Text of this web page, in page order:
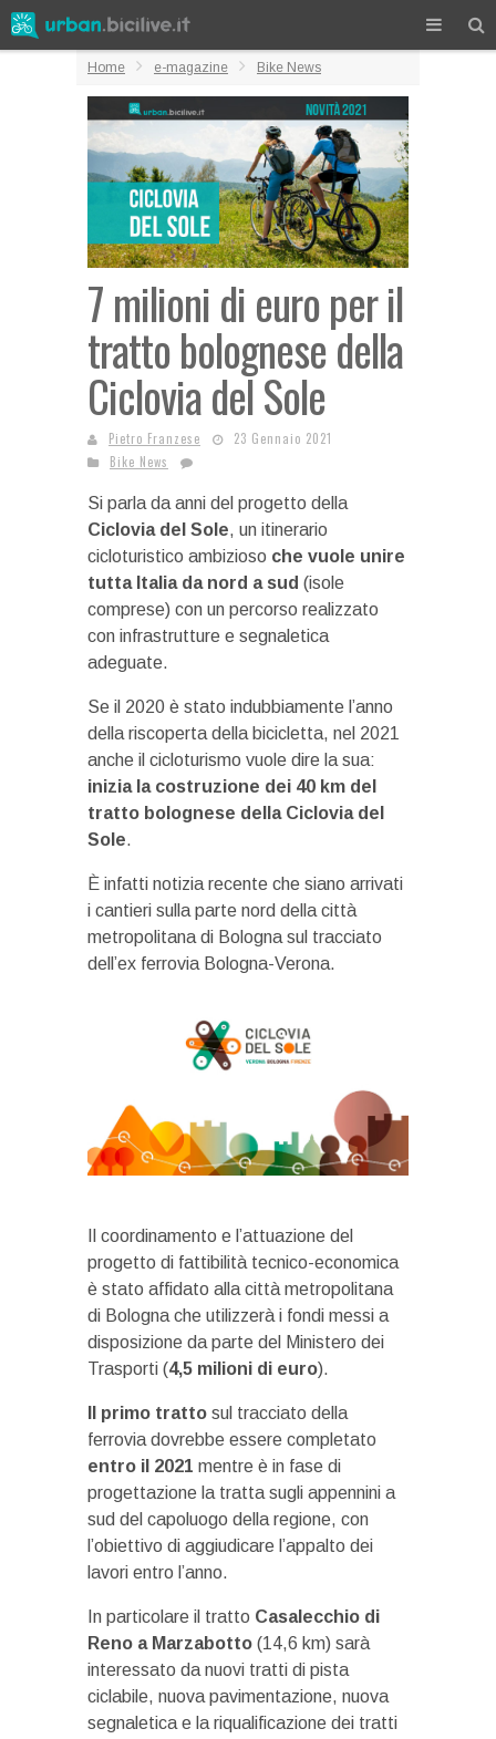
Home e-magazine Bike News
7 milioni di euro per il
tratto bolognese della
Ciclovia del Sole
Pietro Franzese
23 Gennaio 2021
Bike News
Si parla da anni del progetto della
Ciclovia del Sole, un itinerario
cicloturistico ambizioso che vuole unire
tutta Italia da nord a sud (isole
comprese) con un percorso realizzato
con infrastrutture e segnaletica
adeguate.
Se il 2020 è stato indubbiamente l’anno
della riscoperta della bicicletta, nel 2021
anche il cicloturismo vuole dire la sua:
inizia la costruzione dei 40 km del
tratto bolognese della Ciclovia del
Sole.
È infatti notizia recente che siano arrivati
i cantieri sulla parte nord della città
metropolitana di Bologna sul tracciato
dell’ex ferrovia Bologna-Verona.
Il coordinamento e l’attuazione del
progetto di fattibilità tecnico-economica
è stato affidato alla città metropolitana
di Bologna che utilizzerà i fondi messi a
disposizione da parte del Ministero dei
Trasporti (4,5 milioni di euro).
Il primo tratto sul tracciato della
ferrovia dovrebbe essere completato
entro il 2021 mentre è in fase di
progettazione la tratta sugli appennini a
sud del capoluogo della regione, con
l’obiettivo di aggiudicare l’appalto dei
lavori entro l’anno.
In particolare il tratto Casalecchio di
Reno a Marzabotto (14,6 km) sarà
interessato da nuovi tratti di pista
ciclabile, nuova pavimentazione, nuova
segnaletica e la riqualificazione dei tratti